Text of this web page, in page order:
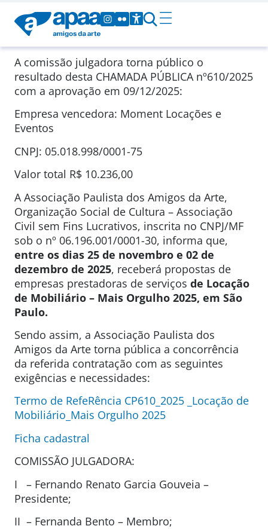
A comissão julgadora torna público o
resultado desta CHAMADA PÚBLICA nº610/2025
com a aprovação em 09/12/2025:
Empresa vencedora: Moment Locações e
Eventos
CNPJ: 05.018.998/0001-75
Valor total R$ 10.236,00
A Associação Paulista dos Amigos da Arte,
Organização Social de Cultura – Associação
Civil sem Fins Lucrativos, inscrita no CNPJ/MF
sob o nº 06.196.001/0001-30, informa que,
entre os dias 25 de novembro e 02 de
dezembro de 2025, receberá propostas de
empresas prestadoras de serviços de Locação
de Mobiliário – Mais Orgulho 2025, em São
Paulo.
Sendo assim, a Associação Paulista dos
Amigos da Arte torna pública a concorrência
da referida contratação com as seguintes
exigências e necessidades:
Termo de RefeRência CP610_2025 _Locação de
Mobiliário_Mais Orgulho 2025
Ficha cadastral
COMISSÃO JULGADORA:
I – Fernando Renato Garcia Gouveia –
Presidente;
II – Fernanda Bento – Membro;